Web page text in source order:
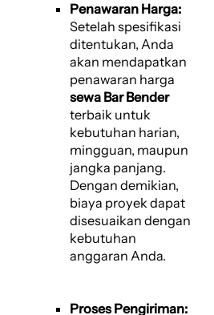
Penawaran Harga:
Setelah spesifikasi
ditentukan, Anda
akan mendapatkan
penawaran harga
sewa Bar Bender
terbaik untuk
kebutuhan harian,
mingguan, maupun
jangka panjang.
Dengan demikian,
biaya proyek dapat
disesuaikan dengan
kebutuhan
anggaran Anda.
Proses Pengiriman: